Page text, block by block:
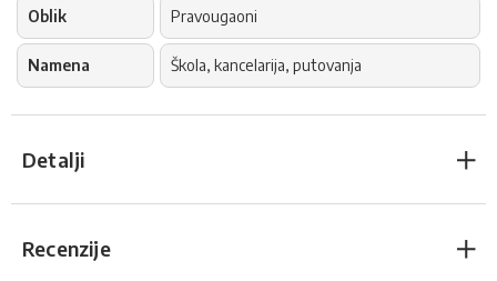
Oblik Pravougaoni
Namena Škola, kancelarija, putovanja
Detalji
Recenzije